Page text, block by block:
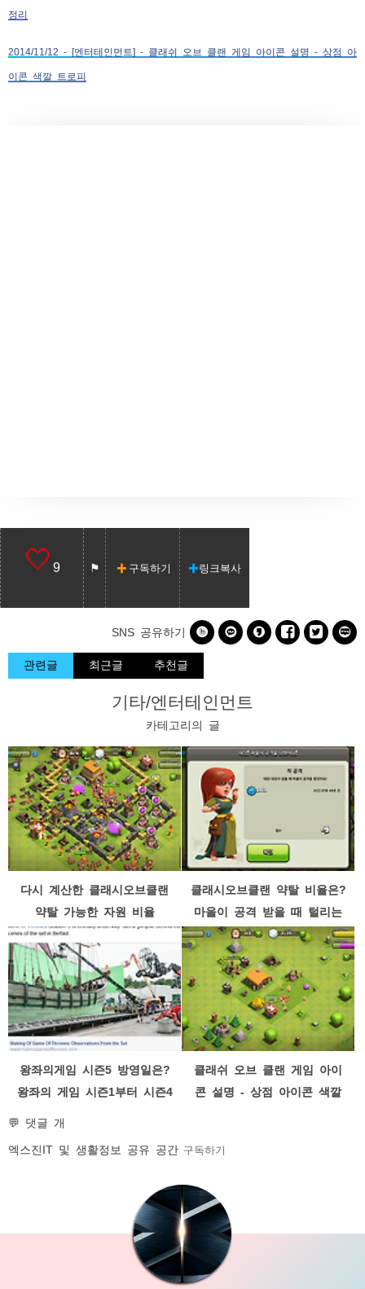
정리
2014/11/12 - [엔터테인먼트] - 클래쉬 오브 클랜 게임 아이콘 설명 - 상점 아
이콘 색깔 트로피
9 구독하기 링크복사
SNS 공유하기      
관련글 최근글 추천글
기타/엔터테인먼트
카테고리의 글
다시 계산한 클래시오브클랜
약탈 가능한 자원 비율
클래시오브클랜 약탈 비율은?
마을이 공격 받을 때 털리는
비율
왕좌의게임 시즌5 방영일은?
왕좌의 게임 시즌1부터 시즌4
클래쉬 오브 클랜 게임 아이
콘 설명 - 상점 아이콘 색깔
💬 댓글 개
엑스진 IT 및 생활정보 공유 공간 구독하기